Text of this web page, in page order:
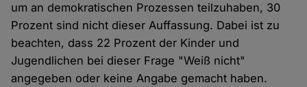
um an demokratischen Prozessen teilzuhaben, 30
Prozent sind nicht dieser Auffassung. Dabei ist zu
beachten, dass 22 Prozent der Kinder und
Jugendlichen bei dieser Frage "Weiß nicht"
angegeben oder keine Angabe gemacht haben.